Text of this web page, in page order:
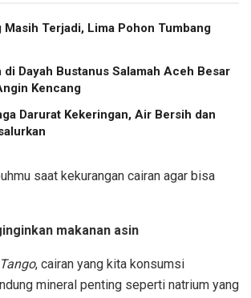
Terjadi, Lima Pohon Tumbang
di Dayah Bustanus Salamah Aceh Besar
Kencang
Darurat Kekeringan, Air Bersih dan
saat kekurangan cairan agar bisa
makanan asin
, cairan yang kita konsumsi
mineral penting seperti natrium yang